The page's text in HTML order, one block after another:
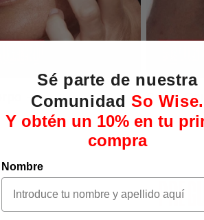
Salud
Sé parte de nuestra
ComunidadSo Wise.
Y obtén un 10% en tu
compra
Nombre